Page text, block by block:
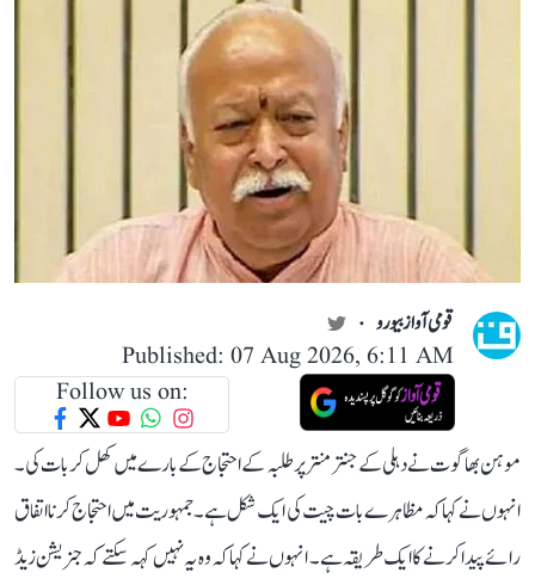
قومی آواز بیورو
Published: 07 Aug 2026, 6:11 AM
Follow us on:
موہن بھاگوت نے دہلی کے جنتر منتر پر طلبہ کے احتجاج کے بارے میں کھل کر بات کی۔
انہوں نے کہا کہ مظاہرے بات چیت کی ایک شکل ہے۔ جمہوریت میں احتجاج کرنا اتفاق
رائے پیدا کرنے کا ایک طریقہ ہے۔ انہوں نے کہا کہ وہ یہ نہیں کہہ سکتے کہ جنریشن زیڈ